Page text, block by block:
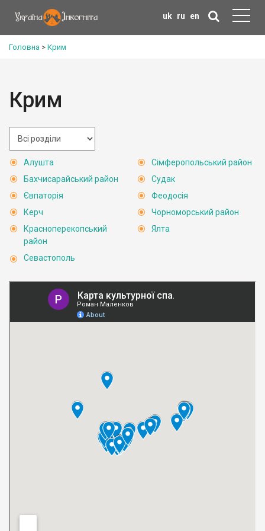
uk ru en
Головна > Крим
Крим
Алушта
Бахчисарайський район
Євпаторія
Керч
Красноперекопський
район
Севастополь
Сімферопольський район
Судак
Феодосія
Чорноморський район
Ялта